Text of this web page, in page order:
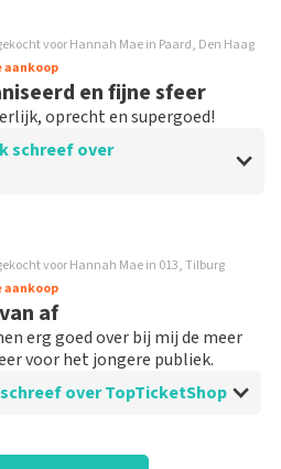
over
op tijd binnen
voor Hannah Mae in Paard, Den Haag
aankoop
en fijne sfeer
oprecht en supergoed!
schreef over
over
voor Hannah Mae in 013, Tilburg
aankoop
af
erg goed over bij mij de meer
voor het jongere publiek.
over TopTicketShop
overTopTicketShop